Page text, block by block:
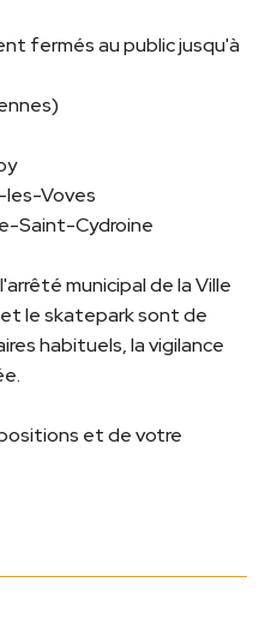
fermés au public jusqu'à
les-Voves
Saint-Cydroine
municipal de la Ville
le skatepark sont de
habituels, la vigilance
et de votre